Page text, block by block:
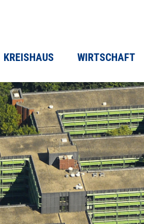
KREISHAUS WIRTSCHAFT